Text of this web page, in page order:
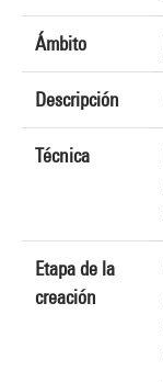
Ámbito
Descripción
Técnica
Etapa de la
creación